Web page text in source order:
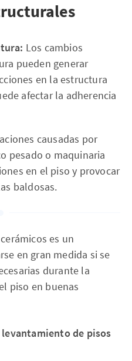
Los cambios
pueden generar
en la estructura
afectar la adherencia
causadas por
pesado o maquinaria
en el piso y provocar
baldosas.
es un
en gran medida si se
durante la
piso en buenas
de pisos